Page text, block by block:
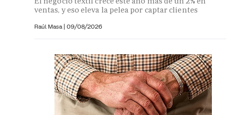
ventas, y eso eleva la pelea por captar clientes
Raúl Masa | 09/08/2026